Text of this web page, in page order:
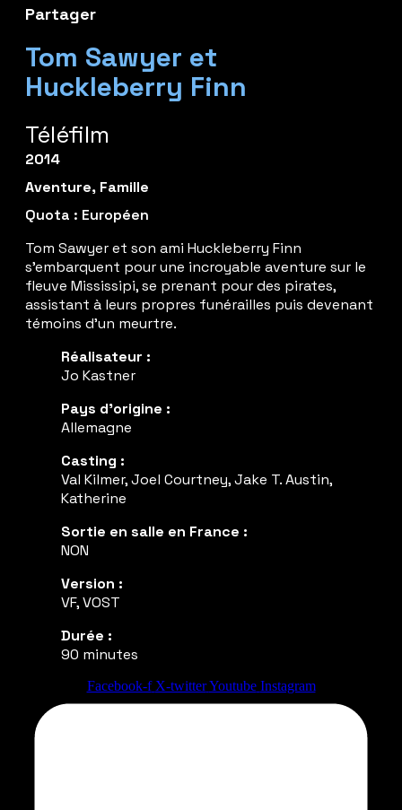
Partager
Tom Sawyer et
Huckleberry Finn
Téléfilm
2014
Aventure, Famille
Quota : Européen
Tom Sawyer et son ami Huckleberry Finn
s’embarquent pour une incroyable aventure sur le
fleuve Mississipi, se prenant pour des pirates,
assistant à leurs propres funérailles puis devenant
témoins d’un meurtre.
Réalisateur :
Jo Kastner
Pays d'origine :
Allemagne
Casting :
Val Kilmer, Joel Courtney, Jake T. Austin,
Katherine
Sortie en salle en France :
NON
Version :
VF, VOST
Durée :
90 minutes
Facebook-f X-twitter Youtube Instagram